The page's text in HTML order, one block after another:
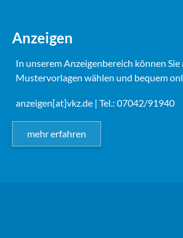
Anzeigen
In unserem Anzeigenbereich können Sie
Mustervorlagen wählen und bequem
anzeigen[at]vkz.de | Tel.: 07042/91940
mehr erfahren